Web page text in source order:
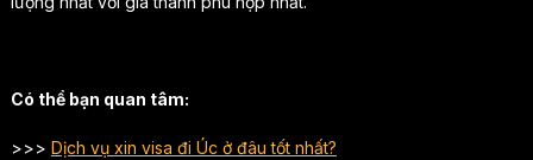
Có thể bạn quan tâm:
>>> Dịch vụ xin visa đi Úc ở đâu tốt nhất?